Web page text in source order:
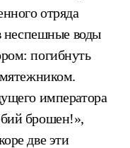
отряда
неспешные воды
погибнуть
мятежником.
императора
брошен!»,
две эти